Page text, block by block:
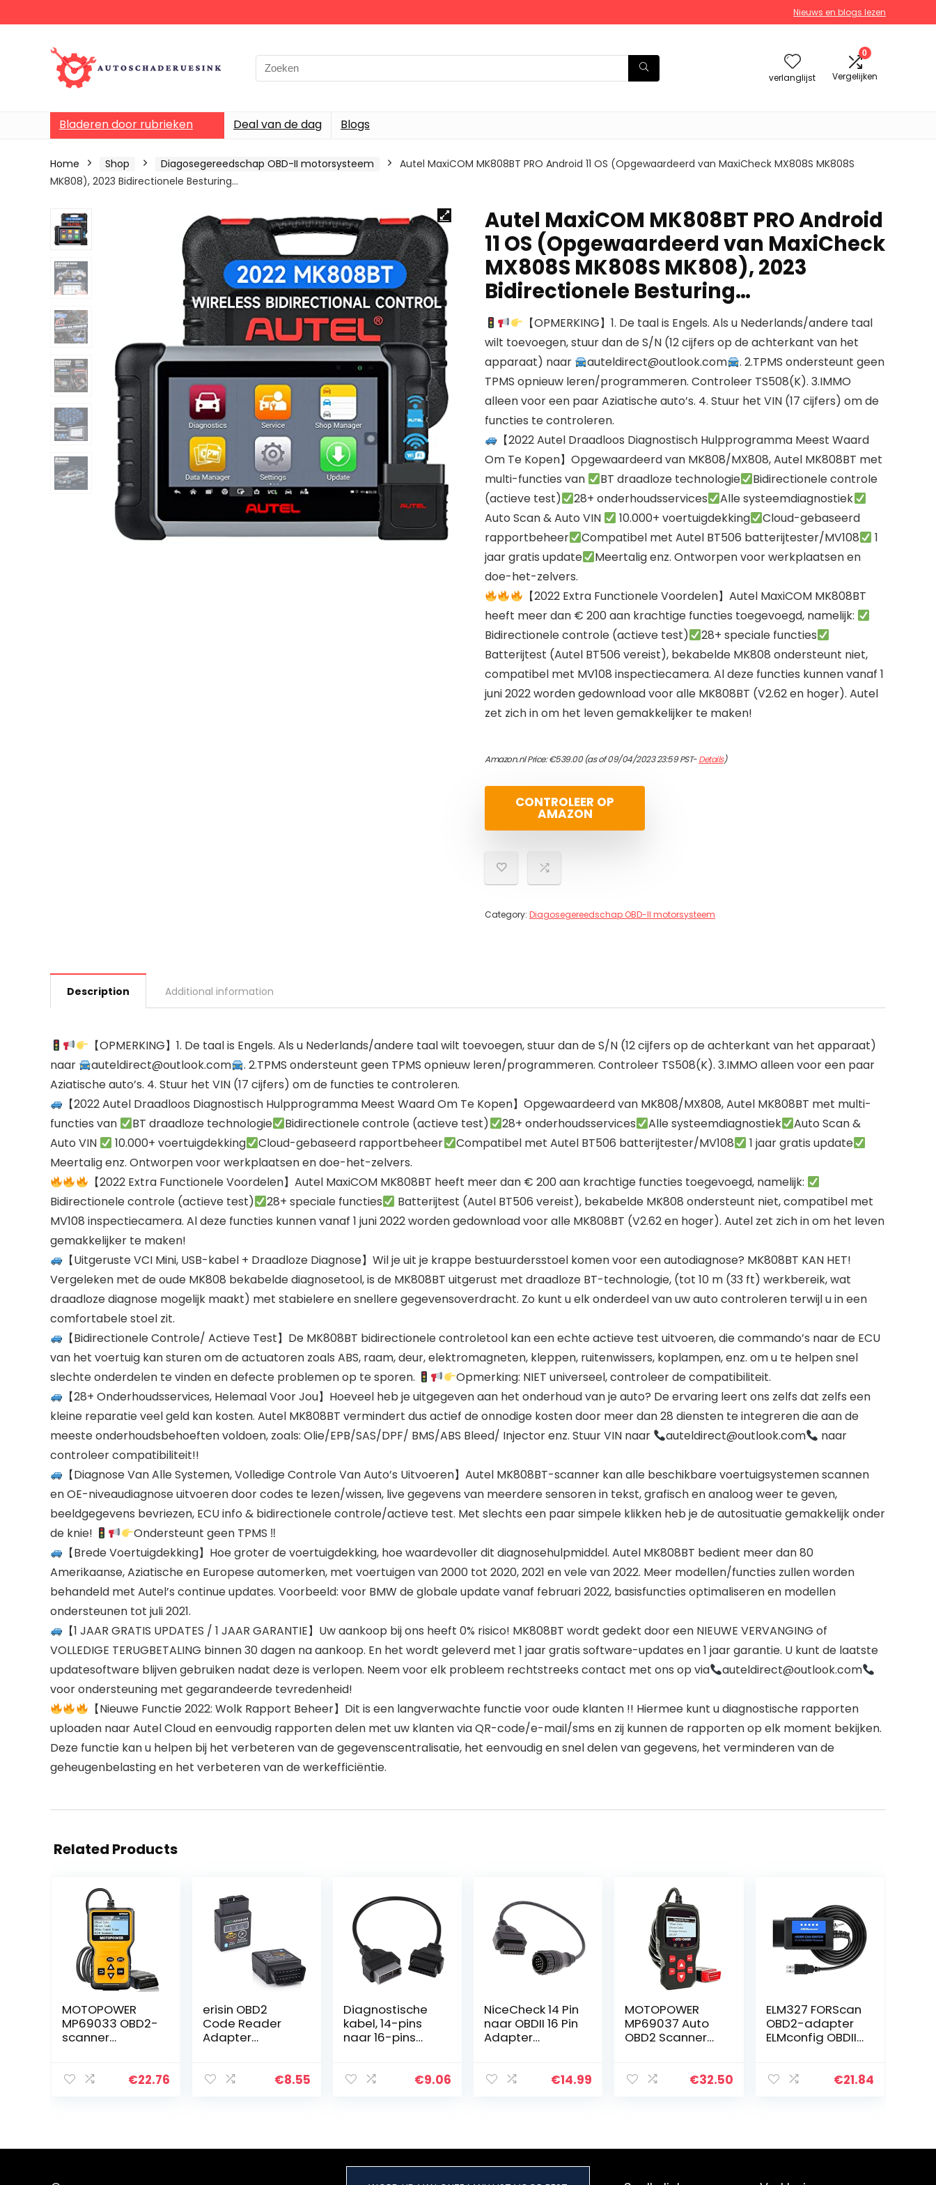
Nieuws en blogs lezen
verlanglijst
0
Vergelijken
Bladeren door rubrieken Deal van de dag Blogs
Home Shop Diagosegereedschap OBD-II motorsysteem
Autel MaxiCOM MK808BT PRO Android 11 OS (Opgewaardeerd van MaxiCheck MX808S MK808S
MK808), 2023 Bidirectionele Besturing…
Autel MaxiCOM MK808BT PRO Android
11 OS (Opgewaardeerd van MaxiCheck
MX808S MK808S MK808), 2023
Bidirectionele Besturing…
【OPMERKING】1. De taal is Engels. Als u Nederlands/andere taal
wilt toevoegen, stuur dan de S/N (12 cijfers op de achterkant van het
apparaat) naar
auteldirect@outlook.com
. 2.TPMS ondersteunt geen
TPMS opnieuw leren/programmeren. Controleer TS508(K). 3.IMMO
alleen voor een paar Aziatische auto’s. 4. Stuur het VIN (17 cijfers) om de
functies te controleren.
【2022 Autel Draadloos Diagnostisch Hulpprogramma Meest Waard
Om Te Kopen】Opgewaardeerd van MK808/MX808, Autel MK808BT met
multi-functies van
BT draadloze technologie
Bidirectionele controle
(actieve test)
28+ onderhoudsservices
Alle systeemdiagnostiek
Auto Scan & Auto VIN
10.000+ voertuigdekking
Cloud-gebaseerd
rapportbeheer
Compatibel met Autel BT506 batterijtester/MV108
1
jaar gratis update
Meertalig enz. Ontworpen voor werkplaatsen en
doe-het-zelvers.
【2022 Extra Functionele Voordelen】Autel MaxiCOM MK808BT
heeft meer dan € 200 aan krachtige functies toegevoegd, namelijk:
Bidirectionele controle (actieve test)
28+ speciale functies
Batterijtest (Autel BT506 vereist), bekabelde MK808 ondersteunt niet,
compatibel met MV108 inspectiecamera. Al deze functies kunnen vanaf 1
juni 2022 worden gedownload voor alle MK808BT (V2.62 en hoger). Autel
zet zich in om het leven gemakkelijker te maken!
Amazon.nl Price:€539.00(as of 09/04/2023 23:59 PST-Details)
CONTROLEER OP
AMAZON
Category: Diagosegereedschap OBD-II motorsysteem
Description Additional information
【OPMERKING】1. De taal is Engels. Als u Nederlands/andere taal wilt toevoegen, stuur dan de S/N (12 cijfers op de achterkant van het apparaat)
naar
auteldirect@outlook.com
. 2.TPMS ondersteunt geen TPMS opnieuw leren/programmeren. Controleer TS508(K). 3.IMMO alleen voor een paar
Aziatische auto’s. 4. Stuur het VIN (17 cijfers) om de functies te controleren.
【2022 Autel Draadloos Diagnostisch Hulpprogramma Meest Waard Om Te Kopen】Opgewaardeerd van MK808/MX808, Autel MK808BT met multi-
functies van
BT draadloze technologie Bidirectionele controle (actieve test) 28+ onderhoudsservices Alle systeemdiagnostiek
Auto Scan &
Auto VIN
10.000+ voertuigdekking Cloud-gebaseerd rapportbeheer Compatibel met Autel BT506 batterijtester/MV108
1 jaar gratis update
Meertalig enz. Ontworpen voor werkplaatsen en doe-het-zelvers.
【2022 Extra Functionele Voordelen】Autel MaxiCOM MK808BT heeft meer dan € 200 aan krachtige functies toegevoegd, namelijk:
Bidirectionele controle (actieve test)
28+ speciale functies
Batterijtest (Autel BT506 vereist), bekabelde MK808 ondersteunt niet, compatibel met
MV108 inspectiecamera. Al deze functies kunnen vanaf 1 juni 2022 worden gedownload voor alle MK808BT (V2.62 en hoger). Autel zet zich in om het leven
gemakkelijker te maken!
【Uitgeruste VCI Mini, USB-kabel + Draadloze Diagnose】Wil je uit je krappe bestuurdersstoel komen voor een autodiagnose? MK808BT KAN HET!
Vergeleken met de oude MK808 bekabelde diagnosetool, is de MK808BT uitgerust met draadloze BT-technologie, (tot 10 m (33 ft) werkbereik, wat
draadloze diagnose mogelijk maakt) met stabielere en snellere gegevensoverdracht. Zo kunt u elk onderdeel van uw auto controleren terwijl u in een
comfortabele stoel zit.
【Bidirectionele Controle/ Actieve Test】De MK808BT bidirectionele controletool kan een echte actieve test uitvoeren, die commando’s naar de ECU
van het voertuig kan sturen om de actuatoren zoals ABS, raam, deur, elektromagneten, kleppen, ruitenwissers, koplampen, enz. om u te helpen snel
slechte onderdelen te vinden en defecte problemen op te sporen.
Opmerking: NIET universeel, controleer de compatibiliteit.
【28+ Onderhoudsservices, Helemaal Voor Jou】Hoeveel heb je uitgegeven aan het onderhoud van je auto? De ervaring leert ons zelfs dat zelfs een
kleine reparatie veel geld kan kosten. Autel MK808BT vermindert dus actief de onnodige kosten door meer dan 28 diensten te integreren die aan de
meeste onderhoudsbehoeften voldoen, zoals: Olie/EPB/SAS/DPF/ BMS/ABS Bleed/ Injector enz. Stuur VIN naar
auteldirect@outlook.com
naar
controleer compatibiliteit!!
【Diagnose Van Alle Systemen, Volledige Controle Van Auto’s Uitvoeren】Autel MK808BT-scanner kan alle beschikbare voertuigsystemen scannen
en OE-niveaudiagnose uitvoeren door codes te lezen/wissen, live gegevens van meerdere sensoren in tekst, grafisch en analoog weer te geven,
beeldgegevens bevriezen, ECU info & bidirectionele controle/actieve test. Met slechts een paar simpele klikken heb je de autosituatie gemakkelijk onder
de knie!
Ondersteunt geen TPMS ‼
【Brede Voertuigdekking】Hoe groter de voertuigdekking, hoe waardevoller dit diagnosehulpmiddel. Autel MK808BT bedient meer dan 80
Amerikaanse, Aziatische en Europese automerken, met voertuigen van 2000 tot 2020, 2021 en vele van 2022. Meer modellen/functies zullen worden
behandeld met Autel’s continue updates. Voorbeeld: voor BMW de globale update vanaf februari 2022, basisfuncties optimaliseren en modellen
ondersteunen tot juli 2021.
【1 JAAR GRATIS UPDATES / 1 JAAR GARANTIE】Uw aankoop bij ons heeft 0% risico! MK808BT wordt gedekt door een NIEUWE VERVANGING of
VOLLEDIGE TERUGBETALING binnen 30 dagen na aankoop. En het wordt geleverd met 1 jaar gratis software-updates en 1 jaar garantie. U kunt de laatste
updatesoftware blijven gebruiken nadat deze is verlopen. Neem voor elk probleem rechtstreeks contact met ons op via
auteldirect@outlook.com
voor ondersteuning met gegarandeerde tevredenheid!
【Nieuwe Functie 2022: Wolk Rapport Beheer】Dit is een langverwachte functie voor oude klanten !! Hiermee kunt u diagnostische rapporten
uploaden naar Autel Cloud en eenvoudig rapporten delen met uw klanten via QR-code/e-mail/sms en zij kunnen de rapporten op elk moment bekijken.
Deze functie kan u helpen bij het verbeteren van de gegevenscentralisatie, het eenvoudig en snel delen van gegevens, het verminderen van de
geheugenbelasting en het verbeteren van de werkefficiëntie.
Related Products
MOTOPOWER
MP69033 OBD2-
scanner
foutcode-lezer,
€22.76
erisin OBD2
Code Reader
Adapter
Scanner Tool€8.55
Diagnostische
kabel, 14-pins
naar 16-pins
Diagnostische
€9.06
NiceCheck 14 Pin
naar OBDII 16 Pin
Adapter
€14.99
MOTOPOWER
MP69037 Auto
OBD2 Scanner
Reader Scanner
€32.50
ELM327 FORScan
OBD2-adapter
ELMconfig OBDII
met MS-CAN
€21.84